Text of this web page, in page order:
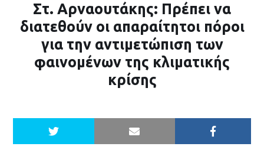
Στ. Αρναουτάκης: Πρέπει να
διατεθούν οι απαραίτητοι πόροι
για την αντιμετώπιση των
φαινομένων της κλιματικής
κρίσης